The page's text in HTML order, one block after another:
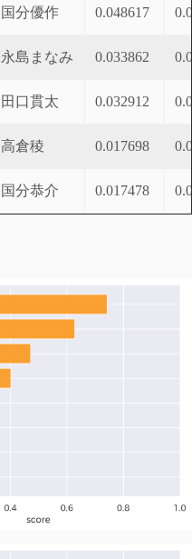
国分優作 0.048617
永島まなみ 0.033862
田口貫太 0.032912
高倉稜 0.017698
国分恭介 0.017478